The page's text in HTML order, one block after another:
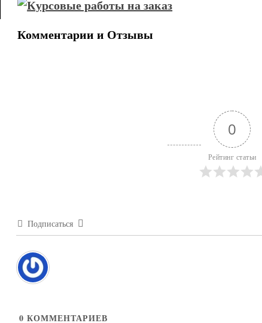
Комментарии и Отзывы
0
Рейтинг статьи
Подписаться
0 КОММЕНТАРИЕВ